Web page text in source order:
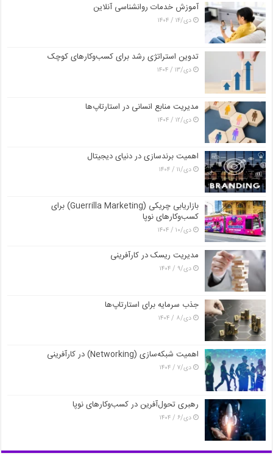
آموزش خدمات روانشناسی آنلاین
دی/۱۴ / ۱۴۰۴
تدوین استراتژی رشد برای کسب‌وکارهای کوچک
دی/۱۳ / ۱۴۰۴
مدیریت منابع انسانی در استارتاپ‌ها
دی/۱۲ / ۱۴۰۴
اهمیت برندسازی در دنیای دیجیتال
دی/۱۱ / ۱۴۰۴
بازاریابی چریکی (Guerrilla Marketing) برای
کسب‌وکارهای نوپا
دی/۱۰ / ۱۴۰۴
مدیریت ریسک در کارآفرینی
دی/۹ / ۱۴۰۴
جذب سرمایه برای استارتاپ‌ها
دی/۸ / ۱۴۰۴
اهمیت شبکه‌سازی (Networking) در کارآفرینی
دی/۷ / ۱۴۰۴
رهبری تحول‌آفرین در کسب‌وکارهای نوپا
دی/۶ / ۱۴۰۴